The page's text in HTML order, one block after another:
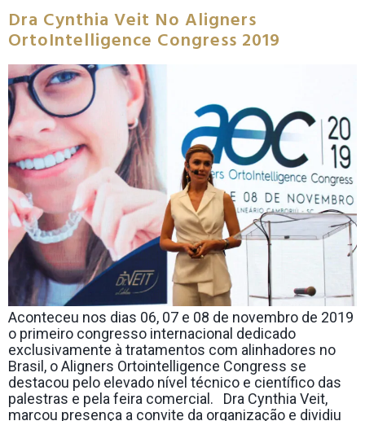
Dra Cynthia Veit No Aligners
OrtoIntelligence Congress 2019
Aconteceu nos dias 06, 07 e 08 de novembro de 2019
o primeiro congresso internacional dedicado
exclusivamente à tratamentos com alinhadores no
Brasil, o Aligners Ortointelligence Congress se
destacou pelo elevado nível técnico e científico das
palestras e pela feira comercial. Dra Cynthia Veit,
marcou presença a convite da organização e dividiu